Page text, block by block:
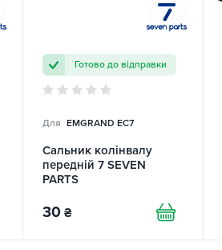
Готово до відправки
Для EMGRAND EC7
Сальник колінвалу
передній 7 SEVEN
PARTS
30 ₴